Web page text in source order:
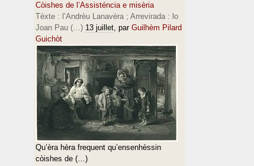
Còishes de l’Assisténcia e misèria
Tèxte : l’Andrèu Lanavèra ; Arrevirada : lo
Joan Pau (…) 13 juillet, par Guilhèm Pilard
Guichòt
Qu’èra hèra frequent qu’ensenhèssin
còishes de (…)